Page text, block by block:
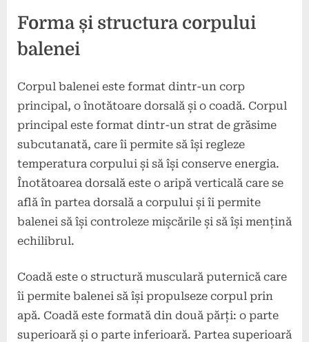
Forma și structura corpului
balenei
Corpul balenei este format dintr-un corp
principal, o înotătoare dorsală și o coadă. Corpul
principal este format dintr-un strat de grăsime
subcutanată, care îi permite să își regleze
temperatura corpului și să își conserve energia.
Înotătoarea dorsală este o aripă verticală care se
află în partea dorsală a corpului și îi permite
balenei să își controleze mișcările și să își mențină
echilibrul.
Coadă este o structură musculară puternică care
îi permite balenei să își propulseze corpul prin
apă. Coadă este formată din două părți: o parte
superioară și o parte inferioară. Partea superioară